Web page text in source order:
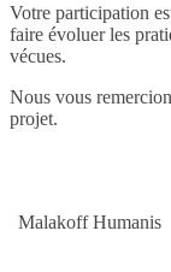
Votre participation
faire évoluer les
vécues.
Nous vous
projet.
Malakoff